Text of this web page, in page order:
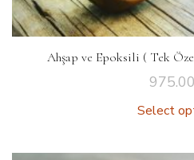
Ahşap ve Epoksili ( Tek
975.00
Select